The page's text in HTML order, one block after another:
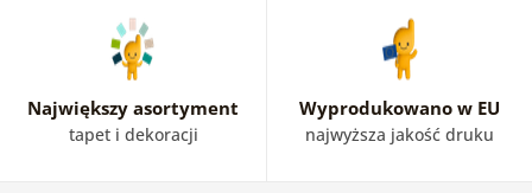
Największy asortyment
tapet i dekoracji
Wyprodukowano w EU
najwyższa jakość druku